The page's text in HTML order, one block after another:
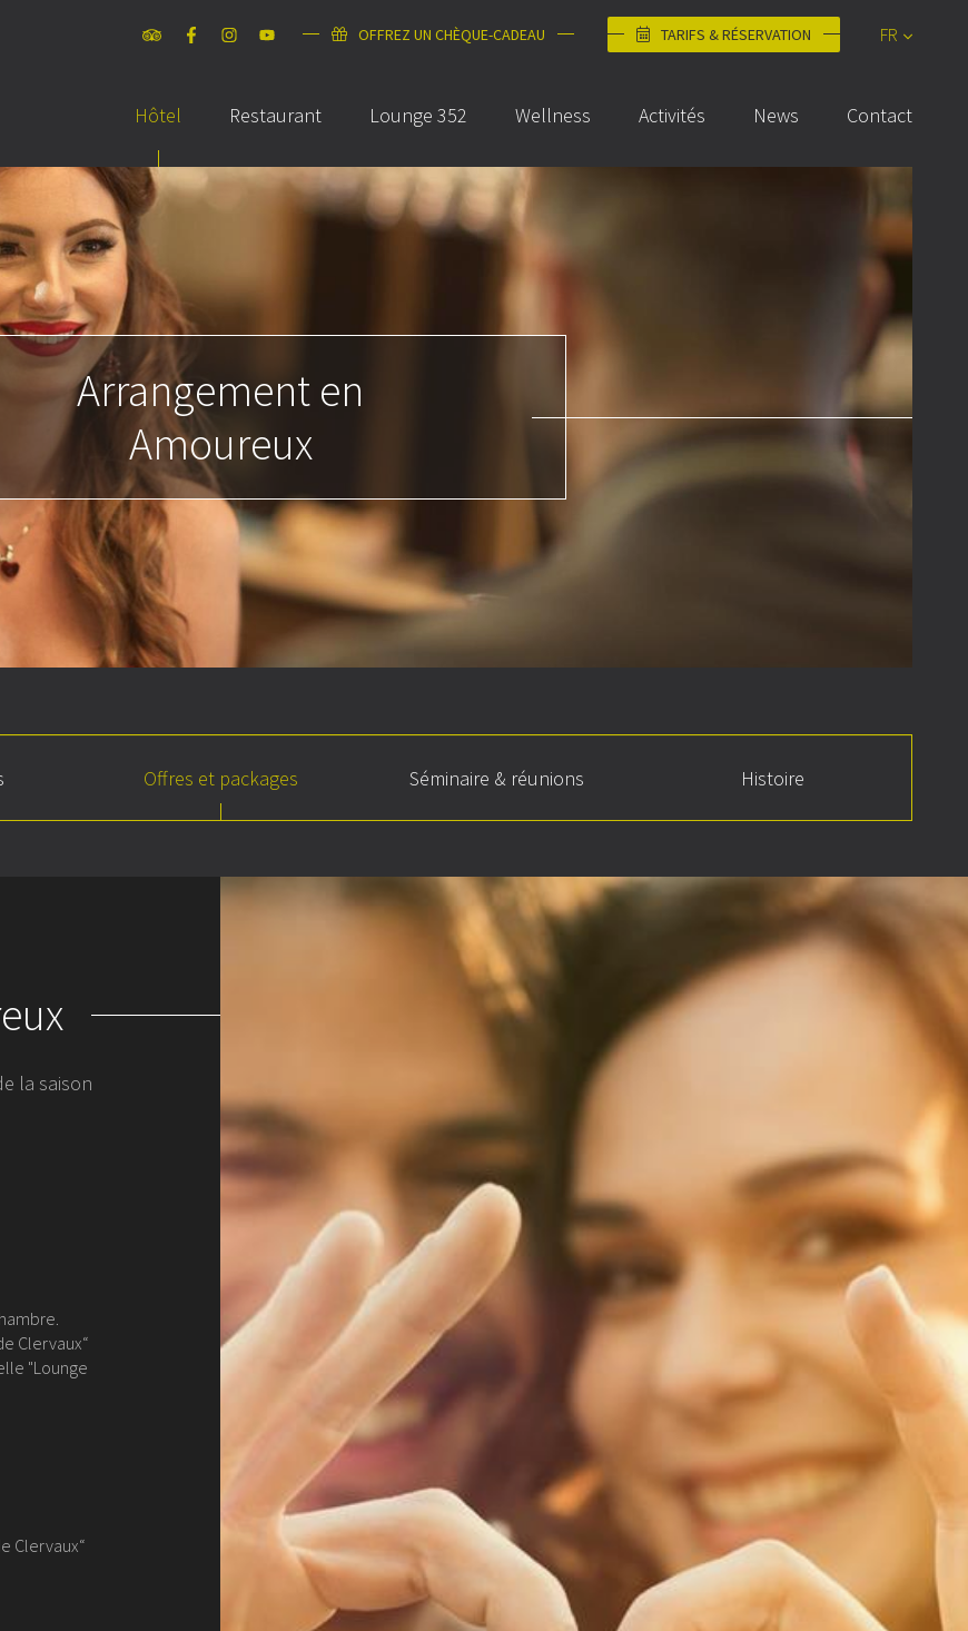
OFFREZ UN CHÈQUE-CADEAU TARIFS & RÉSERVATION
FR
NL
EN
Hôtel Restaurant Lounge 352 Wellness Activités News Contact
Arrangement en
Amoureux
Offres et packages Séminaire & réunions Histoire
la saison
Clervaux“
"Lounge
Clervaux“